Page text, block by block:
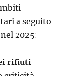
a seguito
2025:
rifiuti